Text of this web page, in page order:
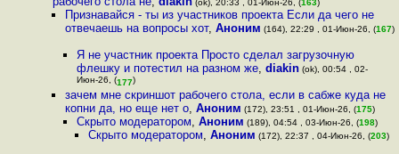
(ok), 20:33 , 01-Июн-26, (163)
Признавайся - ты из участников проекта Если да чего не
отвечаешь на вопросы хот, Аноним (164), 22:29 , 01-Июн-26, (167)
Я не участник проекта Просто сделал загрузочную
флешку и потестил на разном же, diakin(ok), 00:54 , 02-
Июн-26, (177)
зачем мне скриншот рабочего стола, если в сабже куда не
копни да, но еще нет о, Аноним (172), 23:51 , 01-Июн-26, (175)
Скрыто модератором, Аноним (189), 04:54 , 03-Июн-26, (198)
Скрыто модератором,Аноним (172), 22:37 , 04-Июн-26, (203)